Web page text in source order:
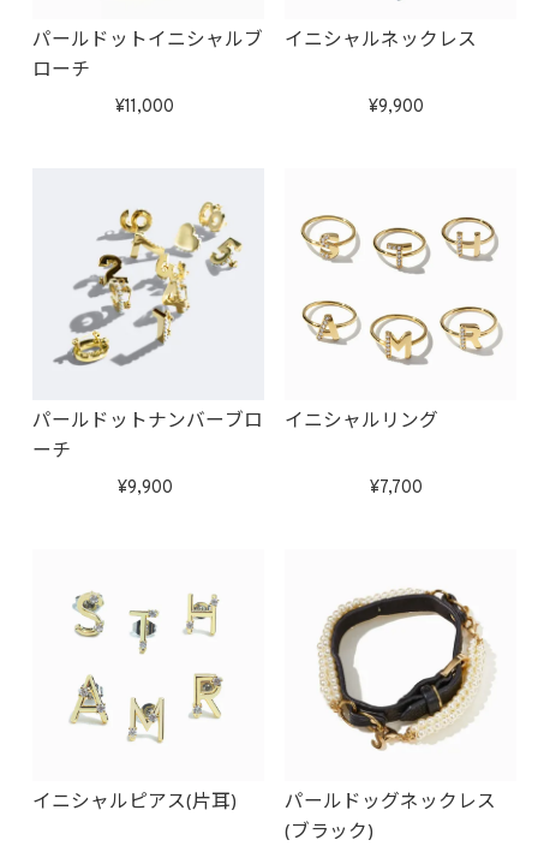
パールドットイニシャルブ
ローチ
11,000
イニシャルネックレス
9,900
パールドットナンバーブロ
ーチ
9,900
イニシャルリング
7,700
イニシャルピアス(片耳)
パールドッグネックレス
(ブラック)